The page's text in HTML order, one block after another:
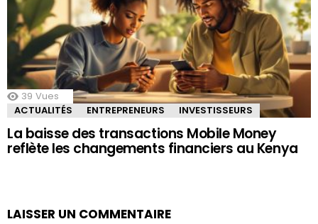
39 Vues
ACTUALITÉS
ENTREPRENEURS INVESTISSEURS
La baisse des transactions Mobile Money
reflète les changements financiers au Kenya
LAISSER UN COMMENTAIRE